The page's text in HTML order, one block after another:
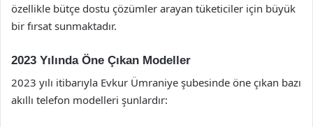
özellikle bütçe dostu çözümler arayan tüketiciler için büyük
bir fırsat sunmaktadır.
2023 Yılında Öne Çıkan Modeller
2023 yılı itibarıyla Evkur Ümraniye şubesinde öne çıkan bazı
akıllı telefon modelleri şunlardır: